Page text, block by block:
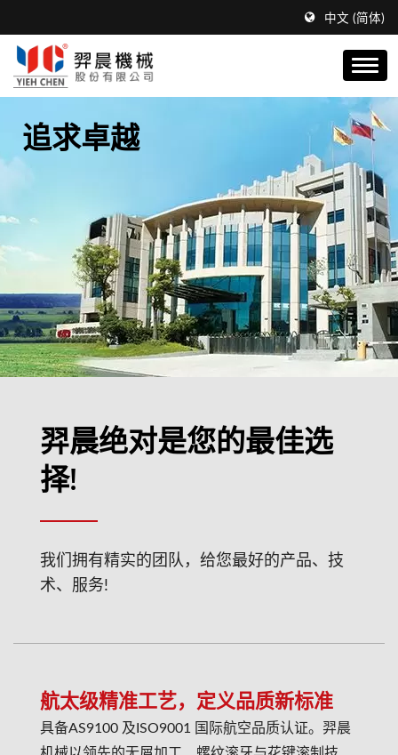
中文 (简体)
追求卓越
羿晨绝对是您的最佳选
择!
我们拥有精实的团队，给您最好的产品、技
术、服务!
航太级精准工艺，定义品质新标准
具备AS9100 及ISO9001 国际航空品质认证。羿晨